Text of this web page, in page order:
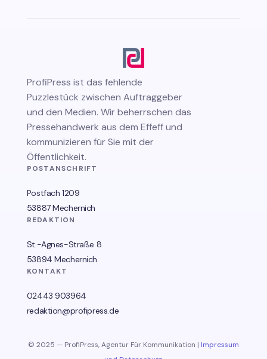
ProfiPress ist das fehlende
Puzzlestück zwischen Auftraggeber
und den Medien. Wir beherrschen das
Pressehandwerk aus dem Effeff und
kommunizieren für Sie mit der
Öffentlichkeit.
POSTANSCHRIFT
Postfach 1209
53887 Mechernich
REDAKTION
St.-Agnes-Straße 8
53894 Mechernich
KONTAKT
02443 903964
redaktion@profipress.de
© 2025 — ProfiPress, Agentur Für Kommunikation | Impressum